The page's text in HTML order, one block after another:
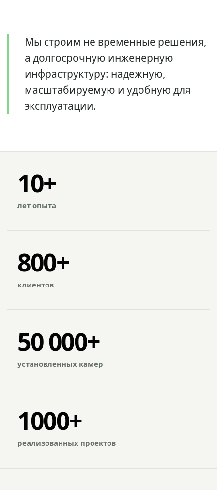
Мы строим не временные решения,
а долгосрочную инженерную
инфраструктуру: надежную,
масштабируемую и удобную для
эксплуатации.
10+
лет опыта
800+
клиентов
50 000+
установленных камер
1000+
реализованных проектов